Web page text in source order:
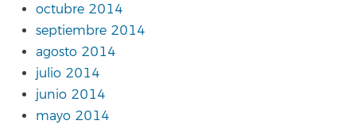
octubre 2014
septiembre 2014
agosto 2014
julio 2014
junio 2014
mayo 2014